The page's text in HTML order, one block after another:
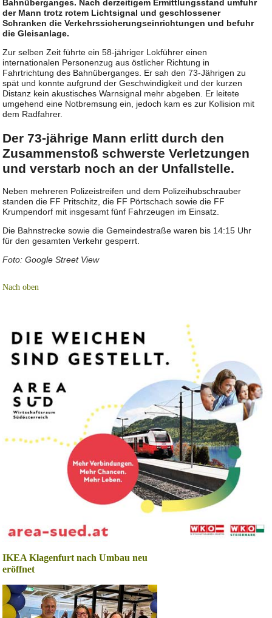
Bahnüberganges. Nach derzeitigem Ermittlungsstand umfuhr
der Mann trotz rotem Lichtsignal und geschlossener
Schranken die Verkehrssicherungseinrichtungen und befuhr
die Gleisanlage.
Zur selben Zeit führte ein 58-jähriger Lokführer einen
internationalen Personenzug aus östlicher Richtung in
Fahrtrichtung des Bahnüberganges. Er sah den 73-Jährigen zu
spät und konnte aufgrund der Geschwindigkeit und der kurzen
Distanz kein akustisches Warnsignal mehr abgeben. Er leitete
umgehend eine Notbremsung ein, jedoch kam es zur Kollision mit
dem Radfahrer.
Der 73-jährige Mann erlitt durch den
Zusammenstoß schwerste Verletzungen
und verstarb noch an der Unfallstelle.
Neben mehreren Polizeistreifen und dem Polizeihubschrauber
standen die FF Pritschitz, die FF Pörtschach sowie die FF
Krumpendorf mit insgesamt fünf Fahrzeugen im Einsatz.
Die Bahnstrecke sowie die Gemeindestraße waren bis 14:15 Uhr
für den gesamten Verkehr gesperrt.
Foto: Google Street View
Nach oben
IKEA Klagenfurt nach Umbau neu
eröffnet